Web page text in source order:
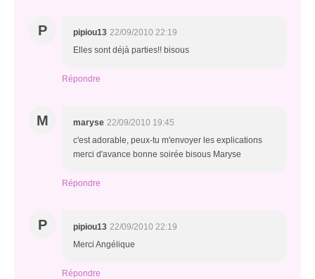
P pipiou13 22/09/2010 22:19
Elles sont déjà parties!! bisous
Répondre
M maryse 22/09/2010 19:45
c'est adorable, peux-tu m'envoyer les explications
merci d'avance bonne soirée bisous Maryse
Répondre
P pipiou13 22/09/2010 22:19
Merci Angélique
Répondre